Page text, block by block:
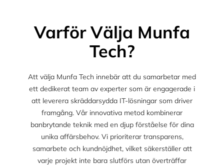
Varför Välja Munfa
Tech?
Att välja Munfa Tech innebär att du samarbetar med
ett dedikerat team av experter som är engagerade i
att leverera skräddarsydda IT-lösningar som driver
framgång. Vår innovativa metod kombinerar
banbrytande teknik med en djup förståelse för dina
unika affärsbehov. Vi prioriterar transparens,
samarbete och kundnöjdhet, vilket säkerställer att
varje projekt inte bara slutförs utan överträffar